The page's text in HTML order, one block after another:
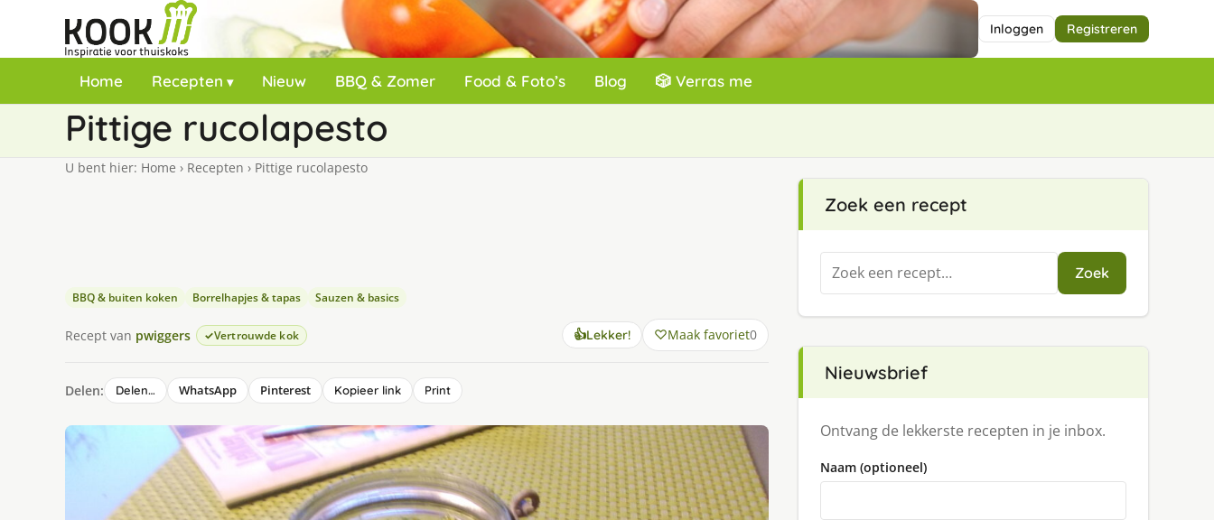
Inloggen Registreren
Home Recepten Nieuw BBQ & Zomer Food & Foto’s Blog 🎲 Verras me
Pittige rucolapesto
U bent hier: Home › Recepten › Pittige rucolapesto
BBQ & buiten koken Borrelhapjes & tapas Sauzen & basics
Recept van pwiggers Vertrouwde kok 👍Lekker! Maak favoriet0
Delen: Delen… WhatsApp Pinterest Kopieer link Print
Zoek een recept
Zoeken
naar:
Zoek
Nieuwsbrief
Ontvang de lekkerste recepten in je inbox.
Naam (optioneel)